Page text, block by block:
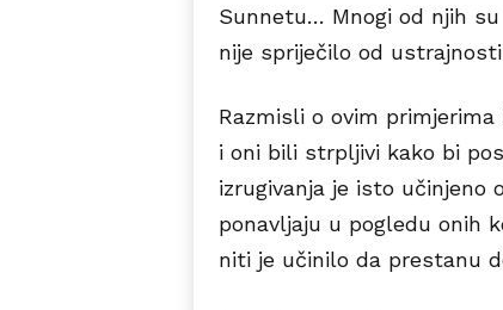
Sunnetu… Mnogi od njih
nije spriječilo od
Razmisli o ovim
i oni bili strpljivi kako bi
izrugivanja je isto učinjeno
ponavljaju u pogledu onih
niti je učinilo da prestanu